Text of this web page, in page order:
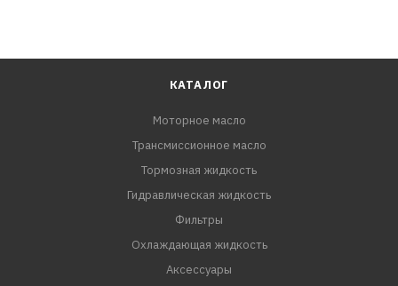
КАТАЛОГ
Моторное масло
Трансмиссионное масло
Тормозная жидкость
Гидравлическая жидкость
Фильтры
Охлаждающая жидкость
Аксессуары